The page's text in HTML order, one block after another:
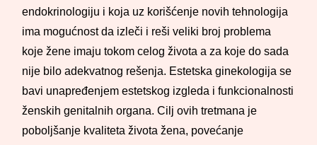
endokrinologiju i koja uz korišćenje novih tehnologija
ima mogućnost da izleči i reši veliki broj problema
koje žene imaju tokom celog života a za koje do sada
nije bilo adekvatnog rešenja. Estetska ginekologija se
bavi unapređenjem estetskog izgleda i funkcionalnosti
ženskih genitalnih organa. Cilj ovih tretmana je
poboljšanje kvaliteta života žena, povećanje